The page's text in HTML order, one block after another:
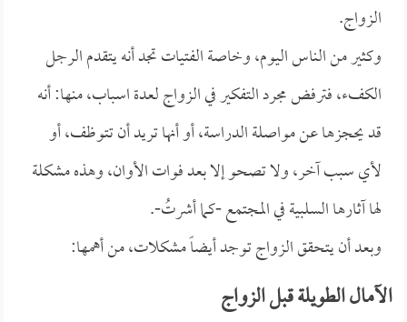
الزواج.
وكثير من الناس اليوم، وخاصة الفتيات تجد أنه يتقدم الرجل
الكفء، فترفض مجرد التفكير في الزواج لعدة اسباب، منها: أنه
قد يحجزها عن مواصلة الدراسة، أو أنها تريد أن تتوظف، أو
لأي سبب آخر، ولا تصحو إلا بعد فوات الأوان، وهذه مشكلة
لها آثارها السلبية في المجتمع -كما أشرتُ-.
وبعد أن يتحقق الزواج توجد أيضاً مشكلات، من أهمها:
الآمال الطويلة قبل الزواج